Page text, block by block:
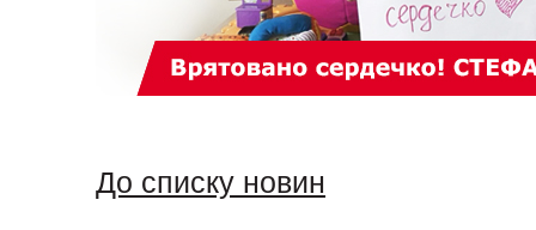
До списку новин